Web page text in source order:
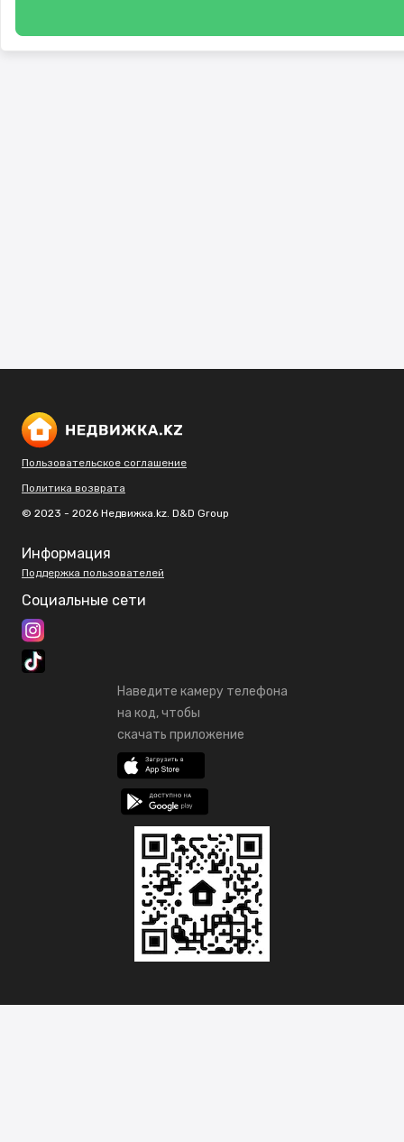
Пользовательское соглашение
Политика возврата
© 2023 - 2026 Недвижка.kz. D&D Group
Информация
Поддержка пользователей
Социальные сети
Наведите камеру телефона
на код, чтобы
скачать приложение